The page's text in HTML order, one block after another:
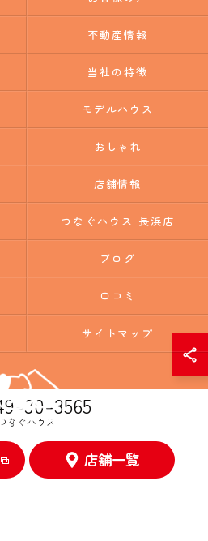
30-3565
つなぐハウス
店舗一覧
不動産情報
当社の特徴
モデルハウス
おしゃれ
店舗情報
つなぐハウス 長浜店
ブログ
口コミ
サイトマップ
なぐハウス ALL RIGHTS RESERVED.